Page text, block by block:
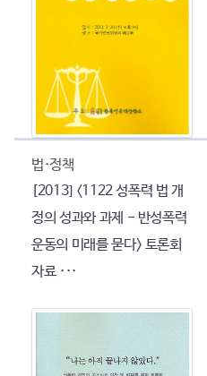
법·정책
[2013] <1122 성폭력 법 개
정의 성과와 과제 - 반성폭력
운동의 미래를 묻다> 토론회
자료 ···